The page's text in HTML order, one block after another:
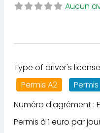
Aucun
Type of driver's license
Permis A2
Permis
Numéro d'agrément :
Permis à 1 euro par